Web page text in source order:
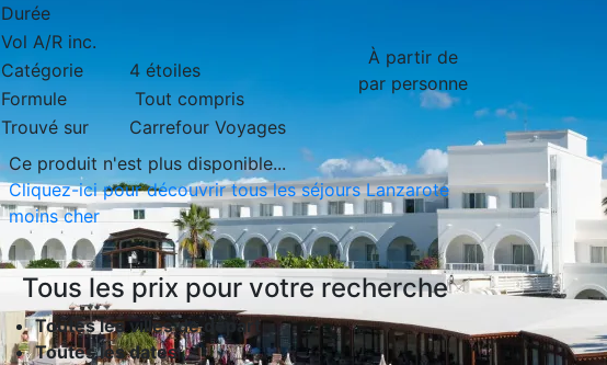
Durée
À partir de
par personne
Vol A/R inc.
Catégorie
4 étoiles
Formule
Tout compris
Trouvé sur
Carrefour Voyages
Ce produit n'est plus disponible...
Cliquez-ici pour découvrir tous les séjours Lanzarote
moins cher
Tous les prixpour votre recherche
Toutes les villes de départ
Toutes les dates